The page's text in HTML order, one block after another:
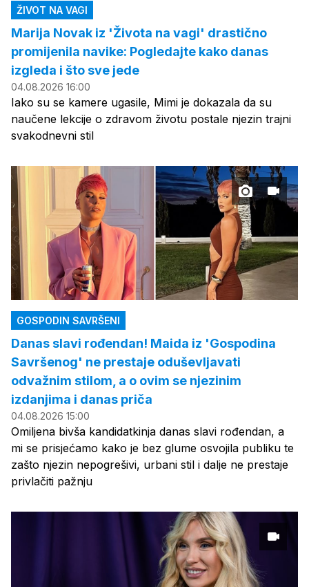
ŽIVOT NA VAGI
Marija Novak iz 'Života na vagi' drastično
promijenila navike: Pogledajte kako danas
izgleda i što sve jede
04.08.2026 16:00
Iako su se kamere ugasile, Mimi je dokazala da su
naučene lekcije o zdravom životu postale njezin trajni
svakodnevni stil
GOSPODIN SAVRŠENI
Danas slavi rođendan! Maida iz 'Gospodina
Savršenog' ne prestaje oduševljavati
odvažnim stilom, a o ovim se njezinim
izdanjima i danas priča
04.08.2026 15:00
Omiljena bivša kandidatkinja danas slavi rođendan, a
mi se prisjećamo kako je bez glume osvojila publiku te
zašto njezin nepogrešivi, urbani stil i dalje ne prestaje
privlačiti pažnju